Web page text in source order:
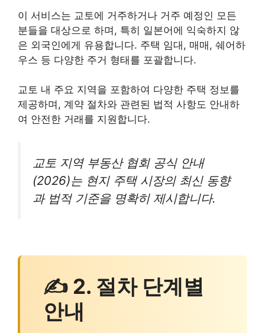
이 서비스는 교토에 거주하거나 거주 예정인 모든
분들을 대상으로 하며, 특히 일본어에 익숙하지 않
은 외국인에게 유용합니다. 주택 임대, 매매, 쉐어하
우스 등 다양한 주거 형태를 포괄합니다.
교토 내 주요 지역을 포함하여 다양한 주택 정보를
제공하며, 계약 절차와 관련된 법적 사항도 안내하
여 안전한 거래를 지원합니다.
교토 지역 부동산 협회 공식 안내
(2026)는 현지 주택 시장의 최신 동향
과 법적 기준을 명확히 제시합니다.
✍ 2. 절차 단계별
안내